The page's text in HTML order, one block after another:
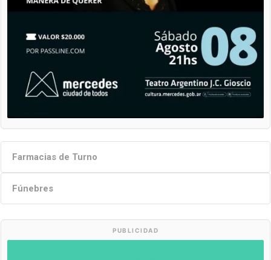
Farmacias de Turno
Fúnebres
PUBLICIDAD